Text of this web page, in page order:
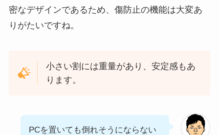
密なデザインであるため、傷防止の機能は大変あ
りがたいですね。
小さい割には重量があり、安定感もあ
ります。
PCを置いても倒れそうにならない